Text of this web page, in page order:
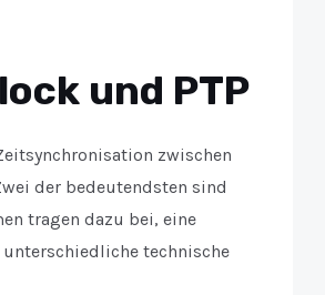
und PTP
zwischen
der bedeutendsten sind
tragen dazu bei, eine
technische